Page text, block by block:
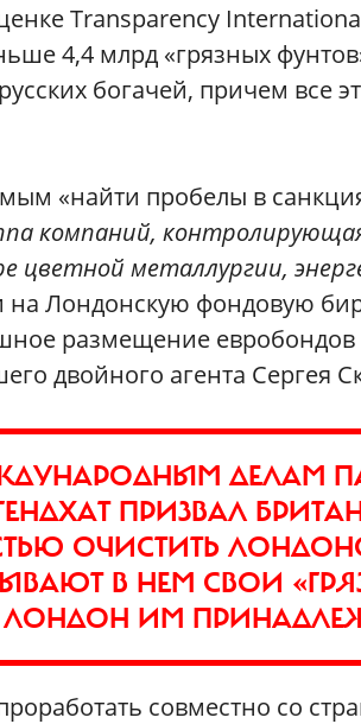
Transparency
4,4 млрд «грязных
богачей, причем все
«найти пробелы в
компаний,
цветной металлургии,
на Лондонскую фондовую
размещение евробондов
двойного агента Сергея
ДЕЛАМ
ПРИЗВАЛ
ОЧИСТИТЬ
В НЕМ СВОИ
ЛОНДОН ИМ
совместно со